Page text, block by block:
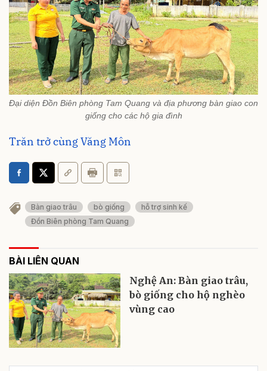
Đại diện Đồn Biên phòng Tam Quang và địa phương bàn giao con
giống cho các hộ gia đình
Trăn trở cùng Văng Môn
Bàn giao trâu bò giống
hỗ trợ sinh kế
Đồn Biên phòng Tam Quang
BÀI LIÊN QUAN
Nghệ An: Bàn giao trâu,
bò giống cho hộ nghèo
vùng cao